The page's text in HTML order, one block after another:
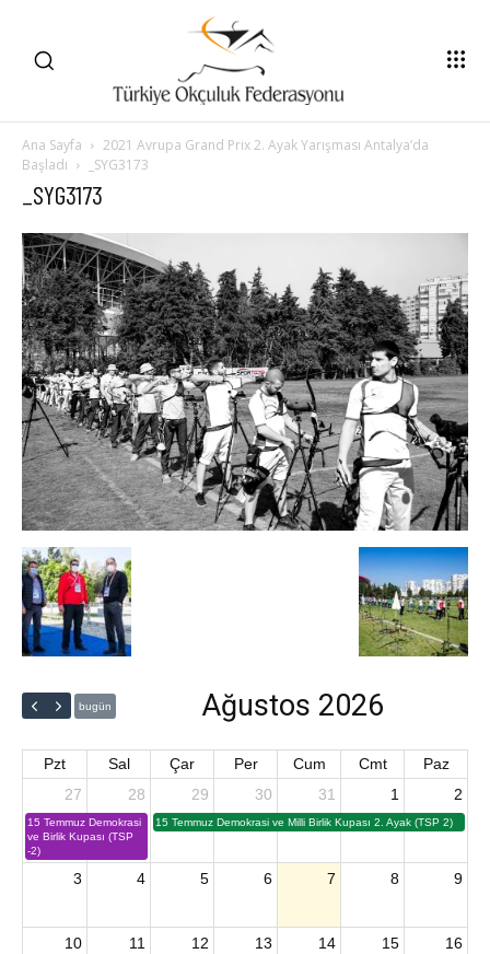
Ana Sayfa
2021 Avrupa Grand Prix 2. Ayak Yarışması Antalya’da
Başladı
_SYG3173
_SYG3173
bugün Ağustos 2026
Pzt Sal Çar Per Cum Cmt
Paz
27
15 Temmuz Demokrasi
ve Birlik Kupası (TSP
-2)
28 29
15 Temmuz Demokrasi ve Milli Birlik Kupası 2. Ayak (TSP 2)
30 31 1 2
3 4 5 6 7 8 9
10 11 12 13 14 15 16